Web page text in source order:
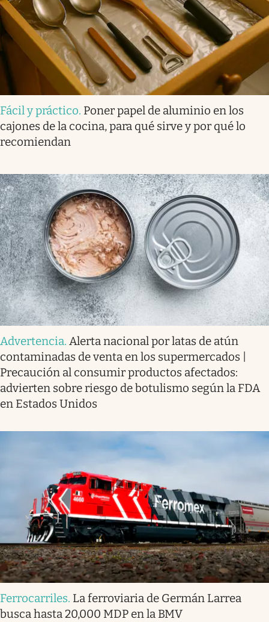
Fácil y práctico. Poner papel de aluminio en los
cajones de la cocina, para qué sirve y por qué lo
recomiendan
Advertencia. Alerta nacional por latas de atún
contaminadas de venta en los supermercados |
Precaución al consumir productos afectados:
advierten sobre riesgo de botulismo según la FDA
en Estados Unidos
Ferrocarriles. La ferroviaria de Germán Larrea
busca hasta 20,000 MDP en la BMV